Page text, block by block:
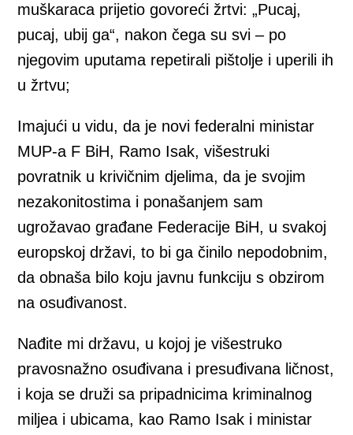
muškaraca prijetio govoreći žrtvi: „Pucaj,
pucaj, ubij ga“, nakon čega su svi – po
njegovim uputama repetirali pištolje i uperili ih
u žrtvu;
Imajući u vidu, da je novi federalni ministar
MUP-a F BiH, Ramo Isak, višestruki
povratnik u krivičnim djelima, da je svojim
nezakonitostima i ponašanjem sam
ugrožavao građane Federacije BiH, u svakoj
europskoj državi, to bi ga činilo nepodobnim,
da obnaša bilo koju javnu funkciju s obzirom
na osuđivanost.
Nađite mi državu, u kojoj je višestruko
pravosnažno osuđivana i presuđivana ličnost,
i koja se druži sa pripadnicima kriminalnog
miljea i ubicama, kao Ramo Isak i ministar